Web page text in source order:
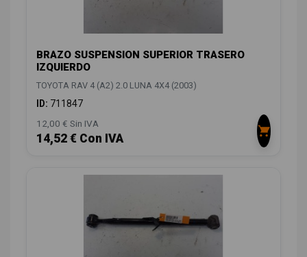
BRAZO SUSPENSION SUPERIOR TRASERO
IZQUIERDO
TOYOTA RAV 4 (A2) 2.0 LUNA 4X4 (2003)
ID: 711847
12,00 € Sin IVA
14,52 € Con IVA